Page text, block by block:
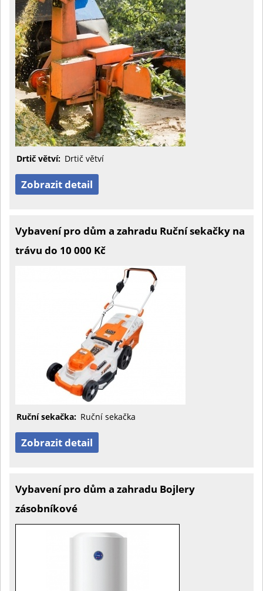
Drtič větví: Drtič větví
Zobrazit detail
Vybavení pro dům a zahradu Ruční sekačky na
trávu do 10 000 Kč
Ruční sekačka: Ruční sekačka
Zobrazit detail
Vybavení pro dům a zahradu Bojlery
zásobníkové